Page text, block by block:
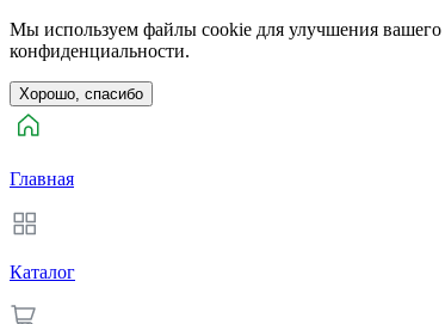
Мы используем файлы cookie для улучшения вашего
конфиденциальности.
Хорошо, спасибо
Главная
Каталог